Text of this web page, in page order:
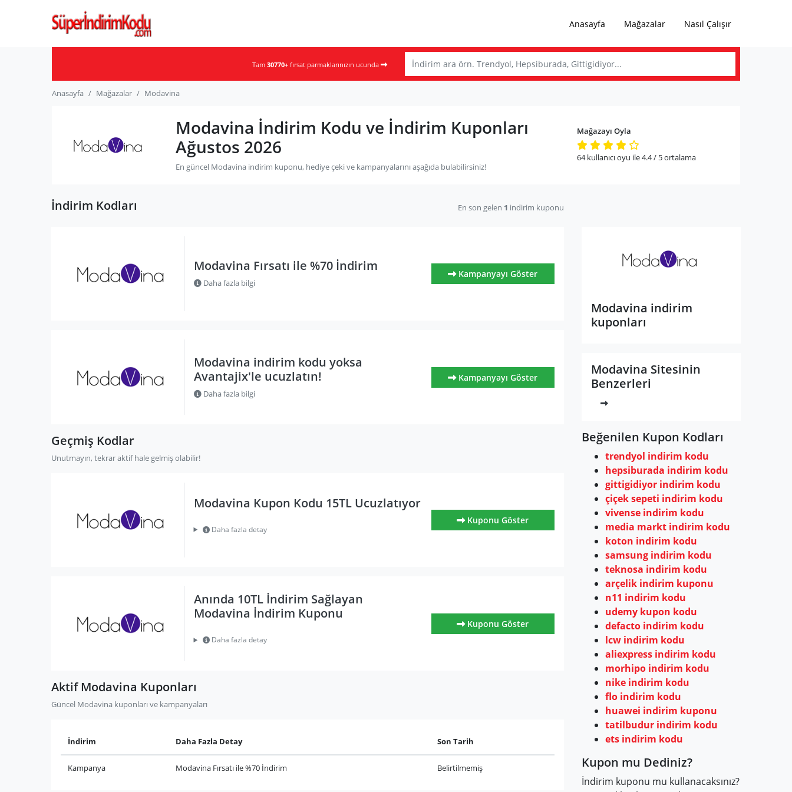
Anasayfa Mağazalar Nasıl Çalışır
Tam 30770+ fırsat parmaklarınızın ucunda
Anasayfa Mağazalar Modavina
Mağazayı Oyla
64kullanıcı oyu ile4.4/ 5ortalama
Modavina İndirim Kodu ve İndirim Kuponları
Ağustos 2026
En güncel Modavina indirim kuponu, hediye çeki ve kampanyalarını aşağıda bulabilirsiniz!
İndirim Kodları En son gelen 1 indirim kuponu
Modavina Fırsatı ile %70 İndirim
Daha fazla bilgi
Kampanyayı Göster
Modavina indirim kodu yoksa
Avantajix'le ucuzlatın!
Daha fazla bilgi
Kampanyayı Göster
Geçmiş Kodlar
Unutmayın, tekrar aktif hale gelmiş olabilir!
Modavina Kupon Kodu 15TL Ucuzlatıyor
Daha fazla detay
Kuponu Göster
Anında 10TL İndirim Sağlayan
Modavina İndirim Kuponu
Daha fazla detay
Kuponu Göster
Aktif Modavina Kuponları
Güncel Modavina kuponları ve kampanyaları
İndirim Daha Fazla Detay Son Tarih
Kampanya Modavina Fırsatı ile %70 İndirim Belirtilmemiş
Modavina indirim
kuponları
Modavina Sitesinin
Benzerleri
Beğenilen Kupon Kodları
trendyol indirim kodu
hepsiburada indirim kodu
gittigidiyor indirim kodu
çiçek sepeti indirim kodu
vivense indirim kodu
media markt indirim kodu
koton indirim kodu
samsung indirim kodu
teknosa indirim kodu
arçelik indirim kuponu
n11 indirim kodu
udemy kupon kodu
defacto indirim kodu
lcw indirim kodu
aliexpress indirim kodu
morhipo indirim kodu
nike indirim kodu
flo indirim kodu
huawei indirim kuponu
tatilbudur indirim kodu
ets indirim kodu
Kupon mu Dediniz?
İndirim kuponu mu kullanacaksınız?